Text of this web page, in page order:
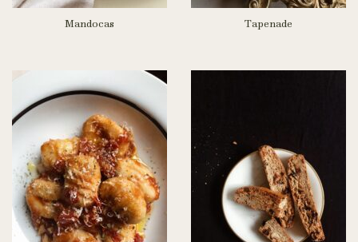
Mandocas Tapenade